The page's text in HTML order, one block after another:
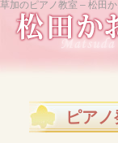
草加のピアノ教室 – 松田
ピアノ